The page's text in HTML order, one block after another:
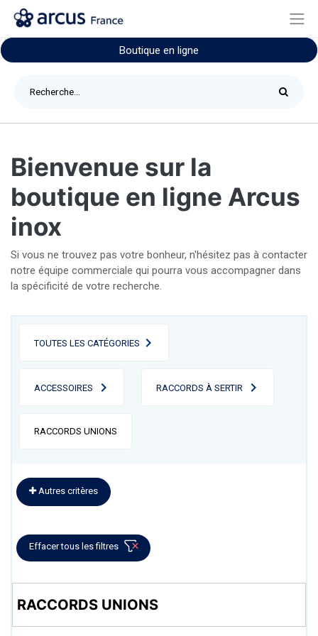
Boutique en ligne
Bienvenue sur la
boutique en ligne Arcus
inox
Si vous ne trouvez pas votre bonheur, n'hésitez pas à contacter
notre équipe commerciale qui pourra vous accompagner dans
la spécificité de votre recherche.
TOUTES LES CATÉGORIES
ACCESSOIRES RACCORDS À SERTIR
RACCORDS UNIONS
Autres critères
Effacer tous les filtres
RACCORDS UNIONS